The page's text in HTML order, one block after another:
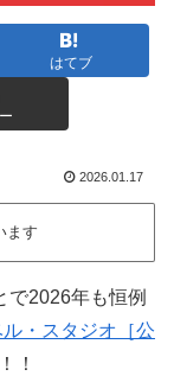
はてブ
2026.01.17
ます
で2026年も恒例
・スタジオ［公
！